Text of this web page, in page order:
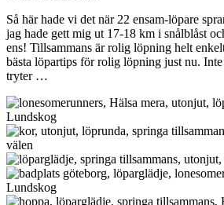
Så här hade vi det när 22 ensam-löpare
jag hade gett mig ut 17-18 km i snålblåst
ens! Tillsammans är rolig löpning helt
bästa löpartips för rolig löpning just nu.
tryter …